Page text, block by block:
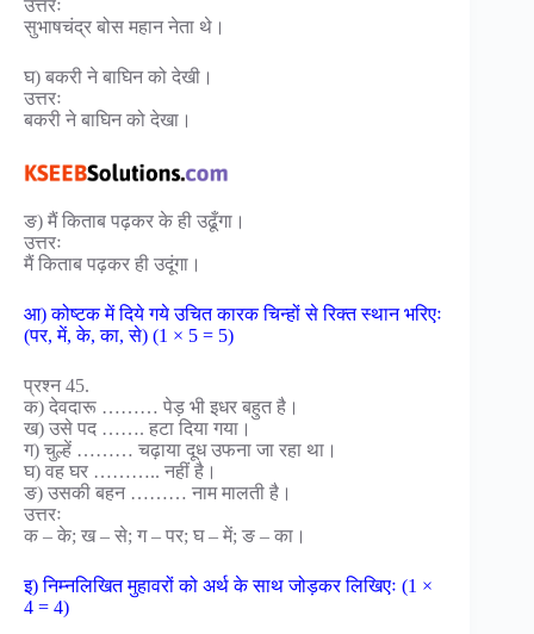
उत्तरः
सुभाषचंद्र बोस महान नेता थे।
घ) बकरी ने बाघिन को देखी।
उत्तरः
बकरी ने बाघिन को देखा।
ङ) मैं किताब पढ़कर के ही उढूँगा।
उत्तरः
मैं किताब पढ़कर ही उदूंगा।
आ) कोष्टक में दिये गये उचित कारक चिन्हों से रिक्त स्थान भरिएः
(पर, में, के, का, से) (1 × 5 = 5)
प्रश्न 45.
क) देवदारू ……… पेड़ भी इधर बहुत है।
ख) उसे पद ……. हटा दिया गया।
ग) चुल्हें ……… चढ़ाया दूध उफना जा रहा था।
घ) वह घर ……….. नहीं है।
ङ) उसकी बहन ……… नाम मालती है।
उत्तरः
क – के; ख – से; ग – पर; घ – में; ङ – का।
इ) निम्नलिखित मुहावरों को अर्थ के साथ जोड़कर लिखिएः (1 ×
4 = 4)